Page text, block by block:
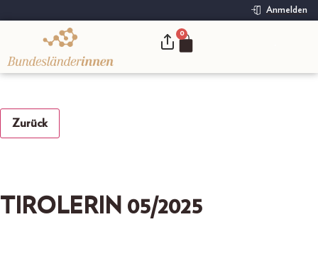
Anmelden
0
Zurück
TIROLERIN 05/2025